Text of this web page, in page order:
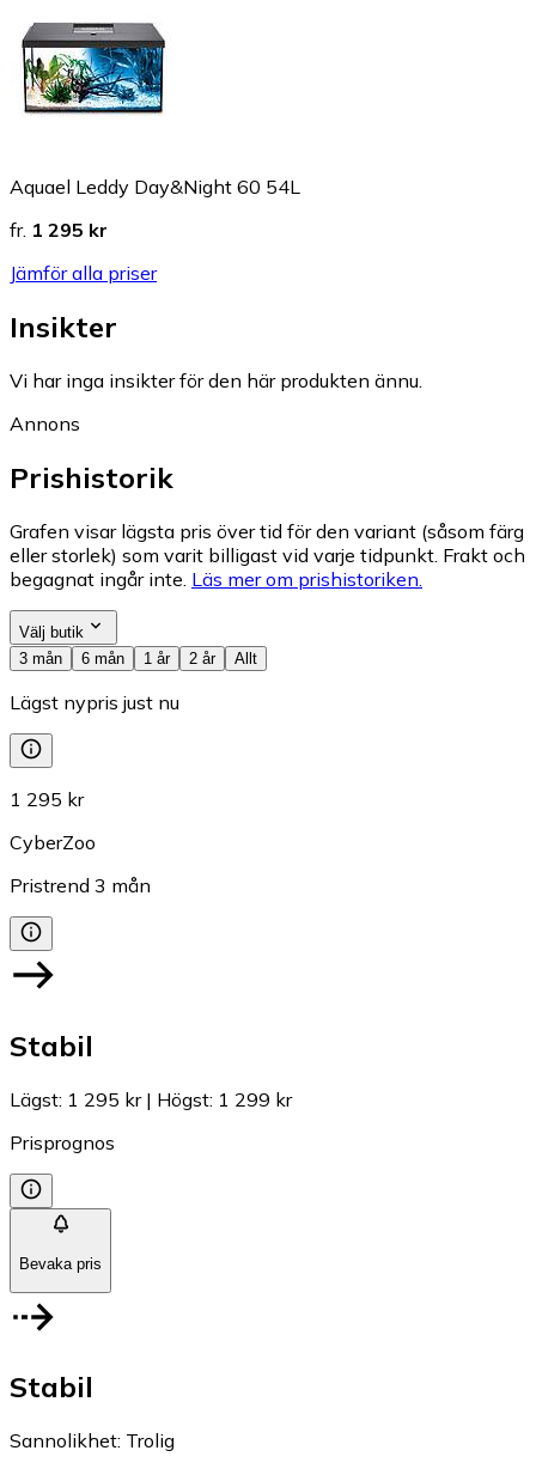
Aquael Leddy Day&Night 60 54L
fr. 1 295 kr
Jämför alla priser
Insikter
Vi har inga insikter för den här produkten ännu.
Annons
Prishistorik
Grafen visar lägsta pris över tid för den variant (såsom färg
eller storlek) som varit billigast vid varje tidpunkt. Frakt och
begagnat ingår inte. Läs mer om prishistoriken.
Välj butik
3 mån
6 mån 1 år 2 år Allt
Lägst nypris just nu
1 295 kr
CyberZoo
Pristrend 3 mån
Stabil
Lägst: 1 295 kr| Högst: 1 299 kr
Prisprognos
Bevaka pris
Stabil
Sannolikhet: Trolig